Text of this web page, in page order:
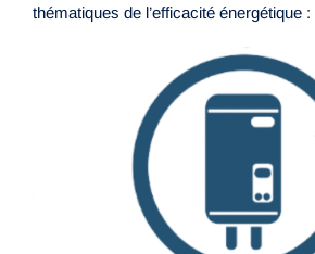
thématiques de l’efficacité énergétique :